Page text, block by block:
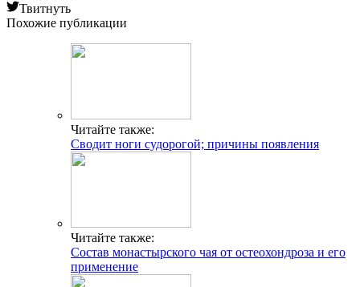
Твитнуть
Похожие публикации
Читайте также:
Сводит ноги судорогой; причины появления
Читайте также:
Состав монастырского чая от остеохондроза и его
применение